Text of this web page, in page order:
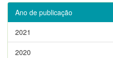
Ano de publicação
2021
2020